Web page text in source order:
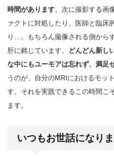
時間があります。次に撮影する画
ァクトに対処したり、医師と臨床
り…。もちろん撮像される側から
肝に銘じています。
どんどん新し
な中にもユーモアは忘れず、満足
うのが、自分のMRIにおけるモッ
す。それを実践できるこの時間こ
ます。
いつもお世話になり